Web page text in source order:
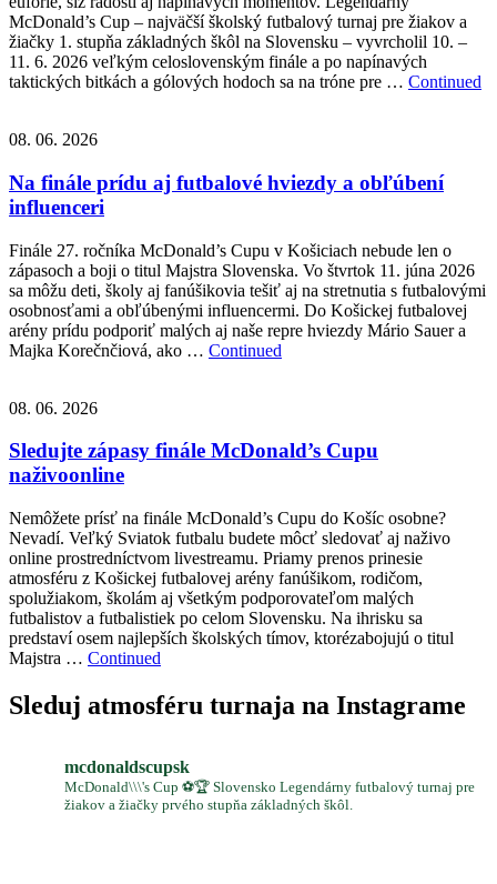
McDonald’s Cup – najväčší školský futbalový turnaj pre žiakov a
žiačky 1. stupňa základných škôl na Slovensku – vyvrcholil 10. –
11. 6. 2026 veľkým celoslovenským finále a po napínavých
taktických bitkách a gólových hodoch sa na tróne pre … Continued
08. 06. 2026
Na finále prídu aj futbalové hviezdy a obľúbení
influenceri
Finále 27. ročníka McDonald’s Cupu v Košiciach nebude len o
zápasoch a boji o titul Majstra Slovenska. Vo štvrtok 11. júna 2026
sa môžu deti, školy aj fanúšikovia tešiť aj na stretnutia s futbalovými
osobnosťami a obľúbenými influencermi. Do Košickej futbalovej
arény prídu podporiť malých aj naše repre hviezdy Mário Sauer a
Majka Korečnčiová, ako … Continued
08. 06. 2026
Sledujte zápasy finále McDonald’s Cupu
naživoonline
Nemôžete prísť na finále McDonald’s Cupu do Košíc osobne?
Nevadí. Veľký Sviatok futbalu budete môcť sledovať aj naživo
online prostredníctvom livestreamu. Priamy prenos prinesie
atmosféru z Košickej futbalovej arény fanúšikom, rodičom,
spolužiakom, školám aj všetkým podporovateľom malých
futbalistov a futbalistiek po celom Slovensku. Na ihrisku sa
predstaví osem najlepších školských tímov, ktorézabojujú o titul
Majstra … Continued
Sleduj atmosféru turnaja na Instagrame
mcdonaldscupsk
McDonald\\\'s Cup ⚽️🏆 Slovensko Legendárny futbalový turnaj pre
žiakov a žiačky prvého stupňa základných škôl.